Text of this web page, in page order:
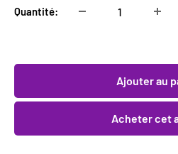
Quantité:
Ajouter au
Acheter cet